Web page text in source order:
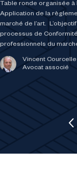
Table ronde organisée à
Application de la
marché de l’art.
processus de
professionnels du
Vincent
Avocat associé
Pagination des